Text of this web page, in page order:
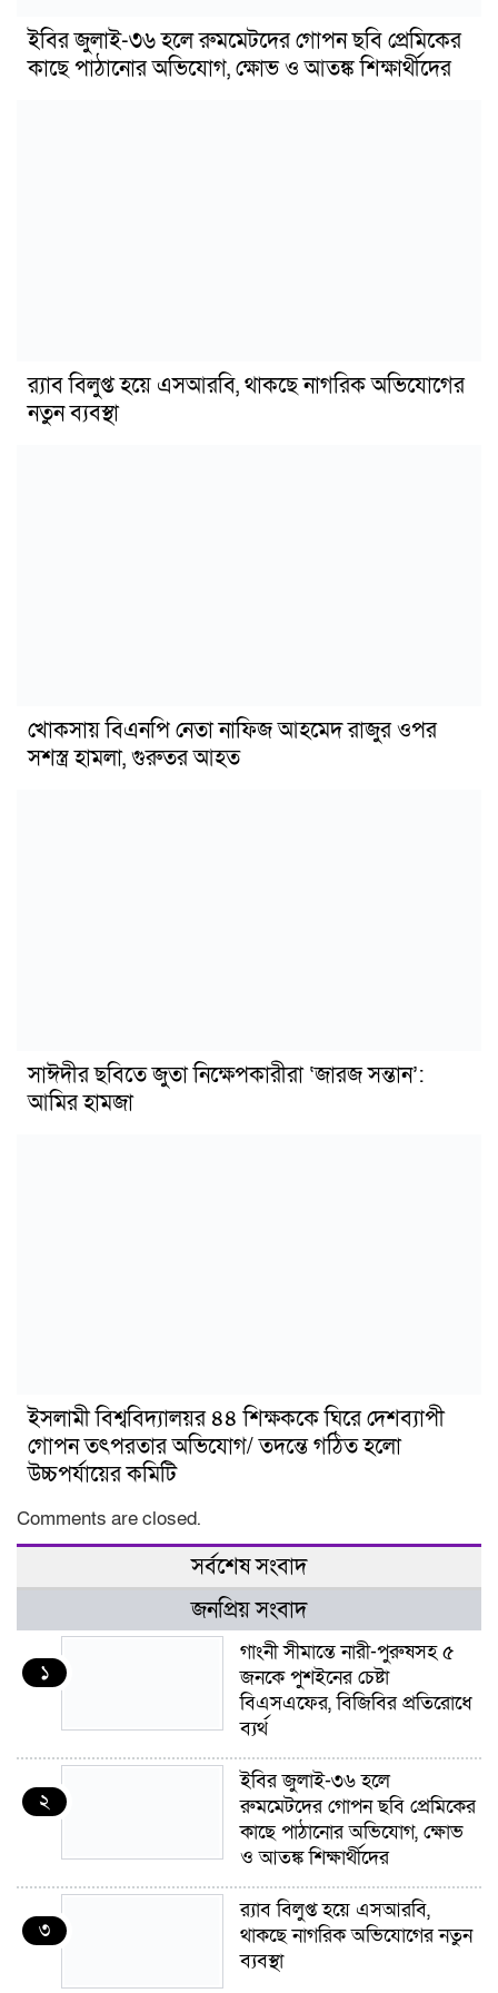
ইবির জুলাই-৩৬ হলে রুমমেটদের গোপন ছবি প্রেমিকের
কাছে পাঠানোর অভিযোগ, ক্ষোভ ও আতঙ্ক শিক্ষার্থীদের
র‍্যাব বিলুপ্ত হয়ে এসআরবি, থাকছে নাগরিক অভিযোগের
নতুন ব্যবস্থা
খোকসায় বিএনপি নেতা নাফিজ আহমেদ রাজুর ওপর
সশস্ত্র হামলা, গুরুতর আহত
সাঈদীর ছবিতে জুতা নিক্ষেপকারীরা ‘জারজ সন্তান’:
আমির হামজা
ইসলামী বিশ্ববিদ্যালয়র ৪৪ শিক্ষককে ঘিরে দেশব্যাপী
গোপন তৎপরতার অভিযোগ/ তদন্তে গঠিত হলো
উচ্চপর্যায়ের কমিটি
Comments are closed.
সর্বশেষ সংবাদ
জনপ্রিয় সংবাদ
১
গাংনী সীমান্তে নারী-পুরুষসহ ৫
জনকে পুশইনের চেষ্টা
বিএসএফের, বিজিবির প্রতিরোধে
ব্যর্থ
২
ইবির জুলাই-৩৬ হলে
রুমমেটদের গোপন ছবি প্রেমিকের
কাছে পাঠানোর অভিযোগ, ক্ষোভ
ও আতঙ্ক শিক্ষার্থীদের
৩
র‍্যাব বিলুপ্ত হয়ে এসআরবি,
থাকছে নাগরিক অভিযোগের নতুন
ব্যবস্থা